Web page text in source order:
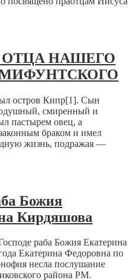
НАШЕГО
остров Кипр[1]. Сын
смиренный и
пастырем овец, а
браком и имел
жизнь, подражая —
Божия
Кирдяшова
раба Божия Екатерина
Екатерина Федоровна по
несла послушание
района РМ.